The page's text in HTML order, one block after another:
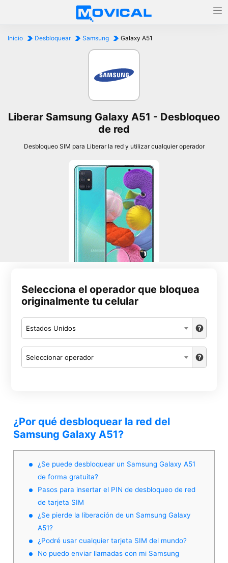
Inicio Desbloquear Samsung Galaxy A51
Liberar Samsung Galaxy A51 - Desbloqueo
de red
Desbloqueo SIM para Liberar la red y utilizar cualquier operador
Selecciona el operador que bloquea
originalmente tu celular
Estados Unidos
Seleccionar operador
¿Por qué desbloquear la red del
Samsung Galaxy A51?
¿Se puede desbloquear un Samsung Galaxy A51
de forma gratuita?
Pasos para insertar el PIN de desbloqueo de red
de tarjeta SIM
¿Se pierde la liberación de un Samsung Galaxy
A51?
¿Podré usar cualquier tarjeta SIM del mundo?
No puedo enviar llamadas con mi Samsung